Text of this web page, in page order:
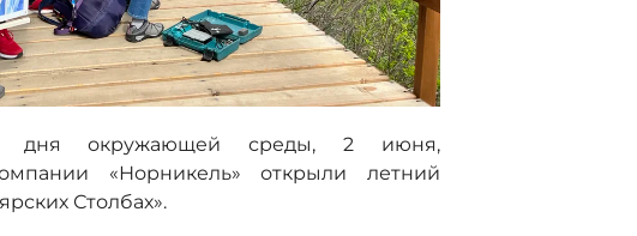
дня окружающей среды, 2 июня,
«Норникель» открыли летний
Столбах».